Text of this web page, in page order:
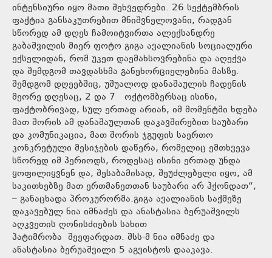
ინტენსიური იყო მათი შეხვედრები. 26 სექტემბრის
ფაქტია განსაკუთრებით მნიშვნელოვანი, რადგან
სწორედ ამ დღეს ჩამოიტვირთა ალექსანდრე
გაბაშვილის მიერ ფოტო გიგა ავალიანის სოციალური
ექსელიდან, რომ უკეთ დაემახსოვრებინა და აღექვა
და შემდგომ თავდასხმა განეხორციელებინა მასზე.
შემდგომ დღეებშიც, უშუალოდ დანაშაულის ჩადენის
მეორე დღესაც, 2 და 7 ოქტომბერსაც ისინი,
ფაქტობრივად, სულ ერთად არიან, იმ მომენტში ხდება
მათ შორის ამ დანაშაულთან დაკავშირებით საუბარი
და კომუნიკაცია, მათ შორის ჯგუფის საერთო
კონკრეტული მესიჯების დაწერა, რომელიც ემთხვევა
სწორედ იმ პერიოდს, როდესაც ისინი ერთად უნდა
ყოფილიყვნენ და, შესაბამისად, შეუძლებელი იყო, ამ
საკითხებზე მათ ერთმანეთთან საუბარი არ ჰქონდათ“,
– განაცხადა პროკურორმა.გიგა ავალიანის საქმეზე
დაკავებულ ნია იმნაძეს და ანასტასია ბერუაშვილს
აღკვეთის ღონისძიების სახით
პატიმრობა შეეფარდათ. შსს-მ ნია იმნაძე და
ანასტასია ბერუაშვილი 5 აგვისტოს დააკავა.